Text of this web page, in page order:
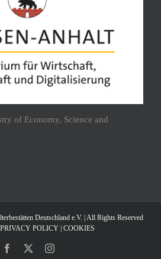
of Economy, Science and
Deutschland e.V. | All Rights Reserved
PRIVACY POLICY| COOKIES
Facebook Instagram